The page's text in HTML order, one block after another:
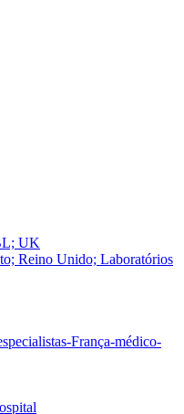
UK
Reino Unido; Laboratórios
França-médico-